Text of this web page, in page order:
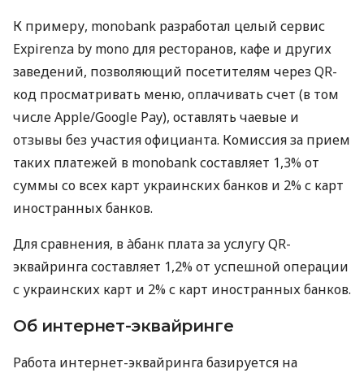
К примеру, monobank разработал целый сервис
Expirenza by mono для ресторанов, кафе и других
заведений, позволяющий посетителям через QR-
код просматривать меню, оплачивать счет (в том
числе Apple/Google Pay), оставлять чаевые и
отзывы без участия официанта. Комиссия за прием
таких платежей в monobank составляет 1,3% от
суммы со всех карт украинских банков и 2% с карт
иностранных банков.
Для сравнения, в àбанк плата за услугу QR-
эквайринга составляет 1,2% от успешной операции
с украинских карт и 2% с карт иностранных банков.
Об интернет-эквайринге
Работа интернет-эквайринга базируется на